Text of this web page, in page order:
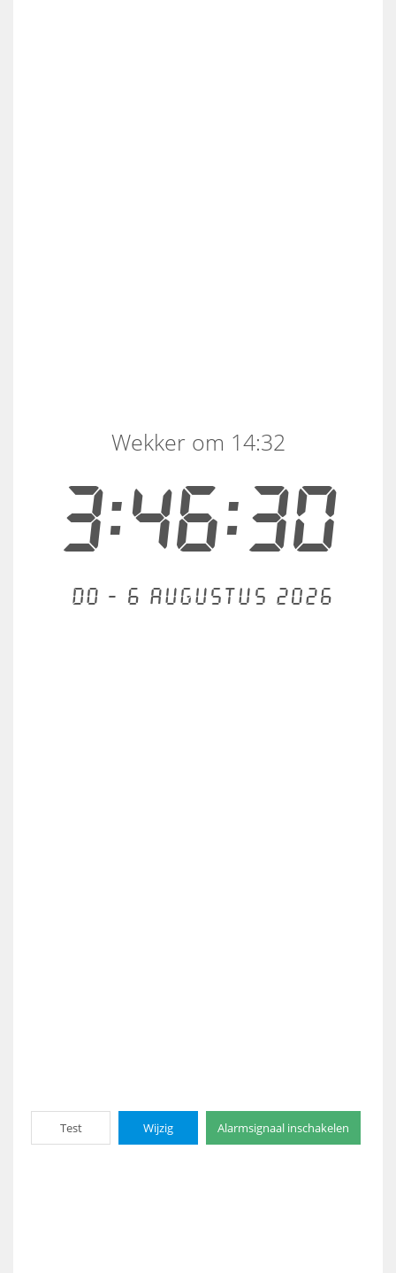
3:46:30
Wekker om 14:32
Do - 6 augustus 2026
Test Wijzig Alarmsignaal inschakelen